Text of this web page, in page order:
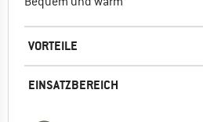
VORTEILE
EINSATZBEREICH